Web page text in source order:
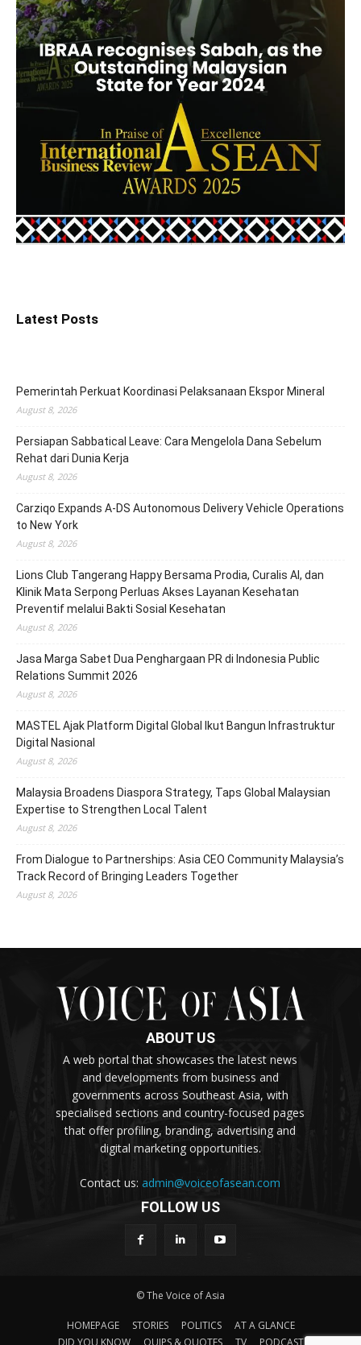
Latest Posts
Pemerintah Perkuat Koordinasi Pelaksanaan Ekspor Mineral
August 8, 2026
Persiapan Sabbatical Leave: Cara Mengelola Dana Sebelum
Rehat dari Dunia Kerja
August 8, 2026
Carziqo Expands A-DS Autonomous Delivery Vehicle Operations
to New York
August 8, 2026
Lions Club Tangerang Happy Bersama Prodia, Curalis AI, dan
Klinik Mata Serpong Perluas Akses Layanan Kesehatan
Preventif melalui Bakti Sosial Kesehatan
August 8, 2026
Jasa Marga Sabet Dua Penghargaan PR di Indonesia Public
Relations Summit 2026
August 8, 2026
MASTEL Ajak Platform Digital Global Ikut Bangun Infrastruktur
Digital Nasional
August 8, 2026
Malaysia Broadens Diaspora Strategy, Taps Global Malaysian
Expertise to Strengthen Local Talent
August 8, 2026
From Dialogue to Partnerships: Asia CEO Community Malaysia’s
Track Record of Bringing Leaders Together
August 8, 2026
ABOUT US
A web portal that showcases the latest news
and developments from business and
governments across Southeast Asia, with
specialised sections and country-focused pages
that offer profiling, branding, advertising and
digital marketing opportunities.
Contact us:admin@voiceofasean.com
FOLLOW US
© The Voice of Asia
HOMEPAGE STORIES POLITICS
AT A GLANCE
DID YOU KNOW
QUIPS & QUOTES TV PODCAST